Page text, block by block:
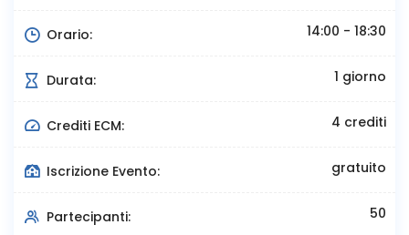
Orario: 14:00 - 18:30
Durata: 1 giorno
Crediti ECM: 4 crediti
Iscrizione Evento: gratuito
Partecipanti: 50